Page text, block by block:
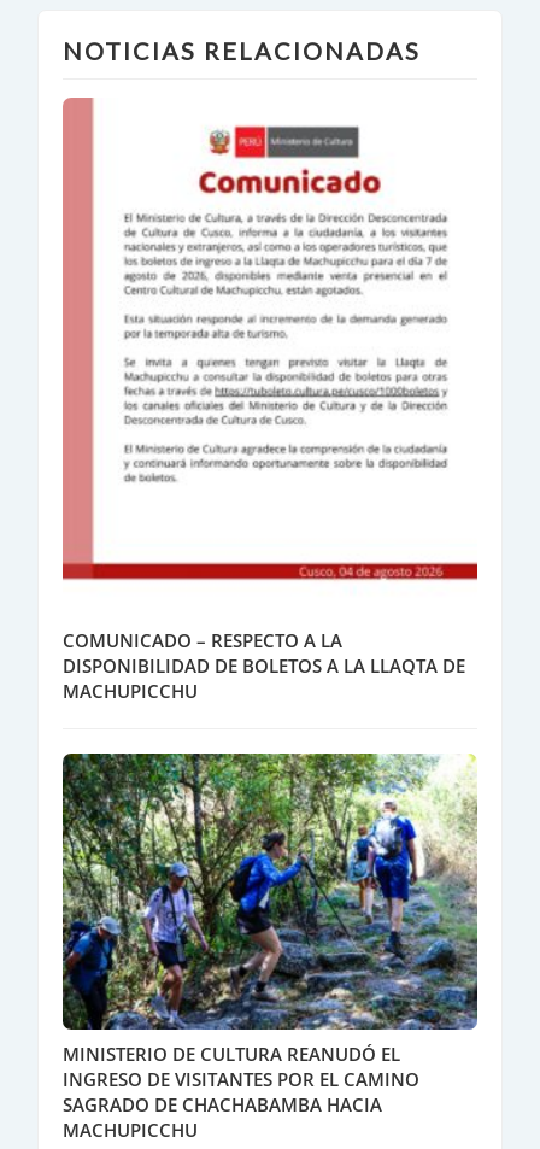
NOTICIAS RELACIONADAS
COMUNICADO – RESPECTO A LA
DISPONIBILIDAD DE BOLETOS A LA LLAQTA DE
MACHUPICCHU
MINISTERIO DE CULTURA REANUDÓ EL
INGRESO DE VISITANTES POR EL CAMINO
SAGRADO DE CHACHABAMBA HACIA
MACHUPICCHU